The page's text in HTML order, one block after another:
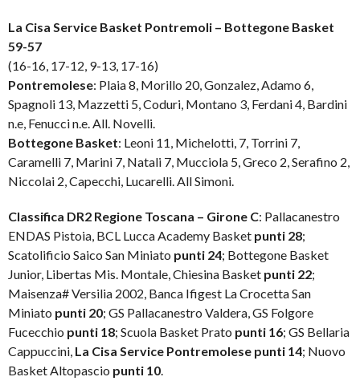
La Cisa Service Basket Pontremoli – Bottegone Basket
59-57
(16-16, 17-12, 9-13, 17-16)
Pontremolese: Plaia 8, Morillo 20, Gonzalez, Adamo 6,
Spagnoli 13, Mazzetti 5, Coduri, Montano 3, Ferdani 4, Bardini
n.e, Fenucci n.e. All. Novelli.
Bottegone Basket: Leoni 11, Michelotti, 7, Torrini 7,
Caramelli 7, Marini 7, Natali 7, Mucciola 5, Greco 2, Serafino 2,
Niccolai 2, Capecchi, Lucarelli. All Simoni.
Classifica DR2 Regione Toscana – Girone C: Pallacanestro
ENDAS Pistoia, BCL Lucca Academy Basket punti 28;
Scatolificio Saico San Miniato punti 24; Bottegone Basket
Junior, Libertas Mis. Montale, Chiesina Basket punti 22;
Maisenza# Versilia 2002, Banca Ifigest La Crocetta San
Miniato punti 20; GS Pallacanestro Valdera, GS Folgore
Fucecchio punti 18; Scuola Basket Prato punti 16; GS Bellaria
Cappuccini, La Cisa Service Pontremolese punti 14; Nuovo
Basket Altopascio punti 10